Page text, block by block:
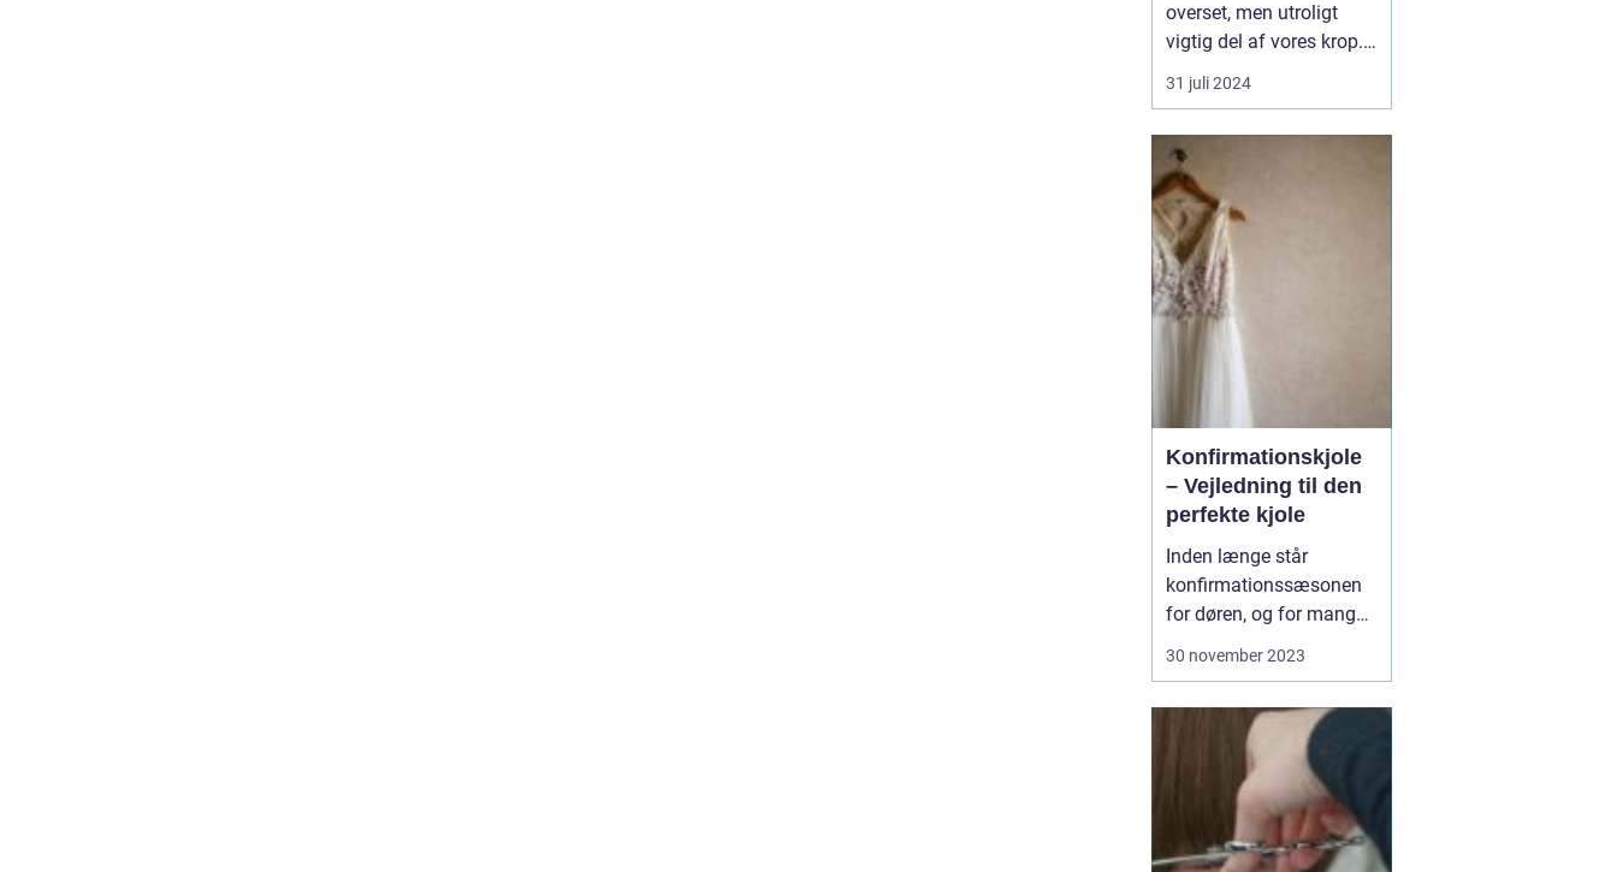
overset, men utroligt
vigtig del af vores krop.
De bærer os gennem
livet, fra de første
barn til de tusindvis af
skridt vi tager hver dag
som voksne. På den
pulserende bydel Øst...
31 juli 2024
Konfirmationskjole
– Vejledning til den
perfekte kjole
Inden længe står
konfirmationssæsonen
for døren, og for mange
piger betyder det en
med så mange
muligheder kan det være
svært at vide, hvor man
30 november 2023